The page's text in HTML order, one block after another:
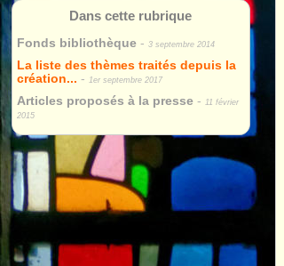
Dans cette rubrique
Fonds bibliothèque- 3 septembre 2014
La liste des thèmes traités depuis la
création... - 1er septembre 2017
Articles proposés à la presse- 11 février
2015